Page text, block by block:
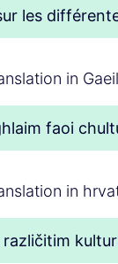
les
in
faoi
in